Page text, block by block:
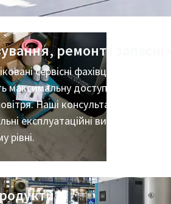
ремонт і запасні
сервісні фахівці та
максимальну доступність
Наші консультанти з
експлуатаційні витрати
рівні.